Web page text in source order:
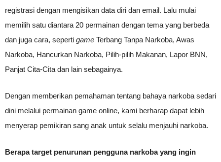
registrasi dengan mengisikan data diri dan email. Lalu mulai
memilih satu diantara 20 permainan dengan tema yang berbeda
dan juga cara, seperti game Terbang Tanpa Narkoba, Awas
Narkoba, Hancurkan Narkoba, Pilih-pilih Makanan, Lapor BNN,
Panjat Cita-Cita dan lain sebagainya.
Dengan memberikan pemahaman tentang bahaya narkoba sedari
dini melalui permainan game online, kami berharap dapat lebih
menyerap pemikiran sang anak untuk selalu menjauhi narkoba.
Berapa target penurunan pengguna narkoba yang ingin